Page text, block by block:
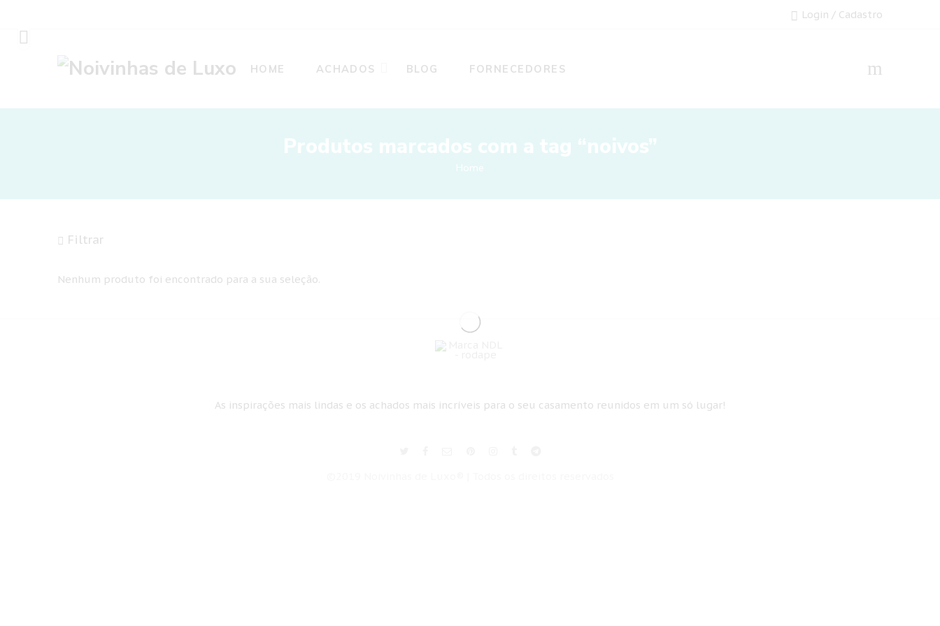
Login / Cadastro
HOME ACHADOS BLOG FORNECEDORES
Produtos marcados com a tag “noivos”
Home
Filtrar
Nenhum produto foi encontrado para a sua seleção.
As inspirações mais lindas e os achados mais incríveis para o seu casamento reunidos em um só lugar!